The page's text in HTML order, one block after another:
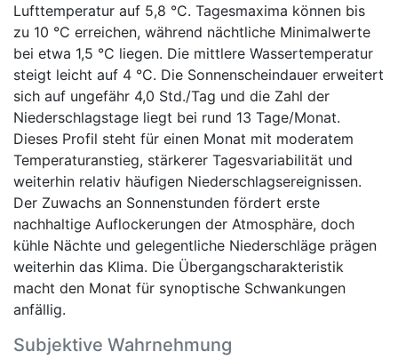
Lufttemperatur auf 5,8 °C. Tagesmaxima können bis
zu 10 °C erreichen, während nächtliche Minimalwerte
bei etwa 1,5 °C liegen. Die mittlere Wassertemperatur
steigt leicht auf 4 °C. Die Sonnenscheindauer erweitert
sich auf ungefähr 4,0 Std./Tag und die Zahl der
Niederschlagstage liegt bei rund 13 Tage/Monat.
Dieses Profil steht für einen Monat mit moderatem
Temperaturanstieg, stärkerer Tagesvariabilität und
weiterhin relativ häufigen Niederschlagsereignissen.
Der Zuwachs an Sonnenstunden fördert erste
nachhaltige Auflockerungen der Atmosphäre, doch
kühle Nächte und gelegentliche Niederschläge prägen
weiterhin das Klima. Die Übergangscharakteristik
macht den Monat für synoptische Schwankungen
anfällig.
Subjektive Wahrnehmung